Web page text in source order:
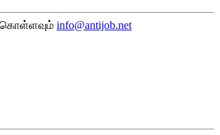
info@antijob.net